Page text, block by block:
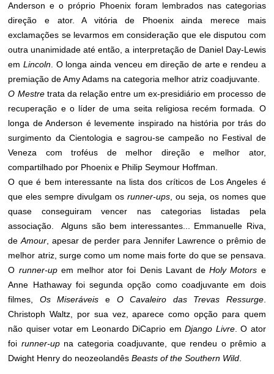
Anderson e o próprio Phoenix foram lembrados nas categorias
direção e ator. A vitória de Phoenix ainda merece mais
exclamações se levarmos em consideração que ele disputou com
outra unanimidade até então, a interpretação de Daniel Day-Lewis
emLincoln . O longa ainda venceu em direção de arte e rendeu a
premiação de Amy Adams na categoria melhor atriz coadjuvante.
O Mestre trata da relação entre um ex-presidiário em processo de
recuperação e o líder de uma seita religiosa recém formada. O
longa de Anderson é levemente inspirado na história por trás do
surgimento da Cientologia e sagrou-se campeão no Festival de
Veneza com troféus de melhor direção e melhor ator,
compartilhado por Phoenix e Philip Seymour Hoffman.
O que é bem interessante na lista dos críticos de Los Angeles é
que eles sempre divulgam os runner-ups , ou seja, os nomes que
quase conseguiram vencer nas categorias listadas pela
associação. Alguns são bem interessantes... Emmanuelle Riva,
deAmour , apesar de perder para Jennifer Lawrence o prêmio de
melhor atriz, surge como um nome mais forte do que se pensava.
O runner-up em melhor ator foi Denis Lavant deHoly Motors e
Anne Hathaway foi segunda opção como coadjuvante em dois
filmes, Os Miseráveis e O Cavaleiro das Trevas Ressurge.
Christoph Waltz, por sua vez, aparece como opção para quem
não quiser votar em Leonardo DiCaprio emDjango Livre. O ator
foi runner-up na categoria coadjuvante, que rendeu o prêmio a
Dwight Henry do neozeolandêsBeasts of the Southern Wild